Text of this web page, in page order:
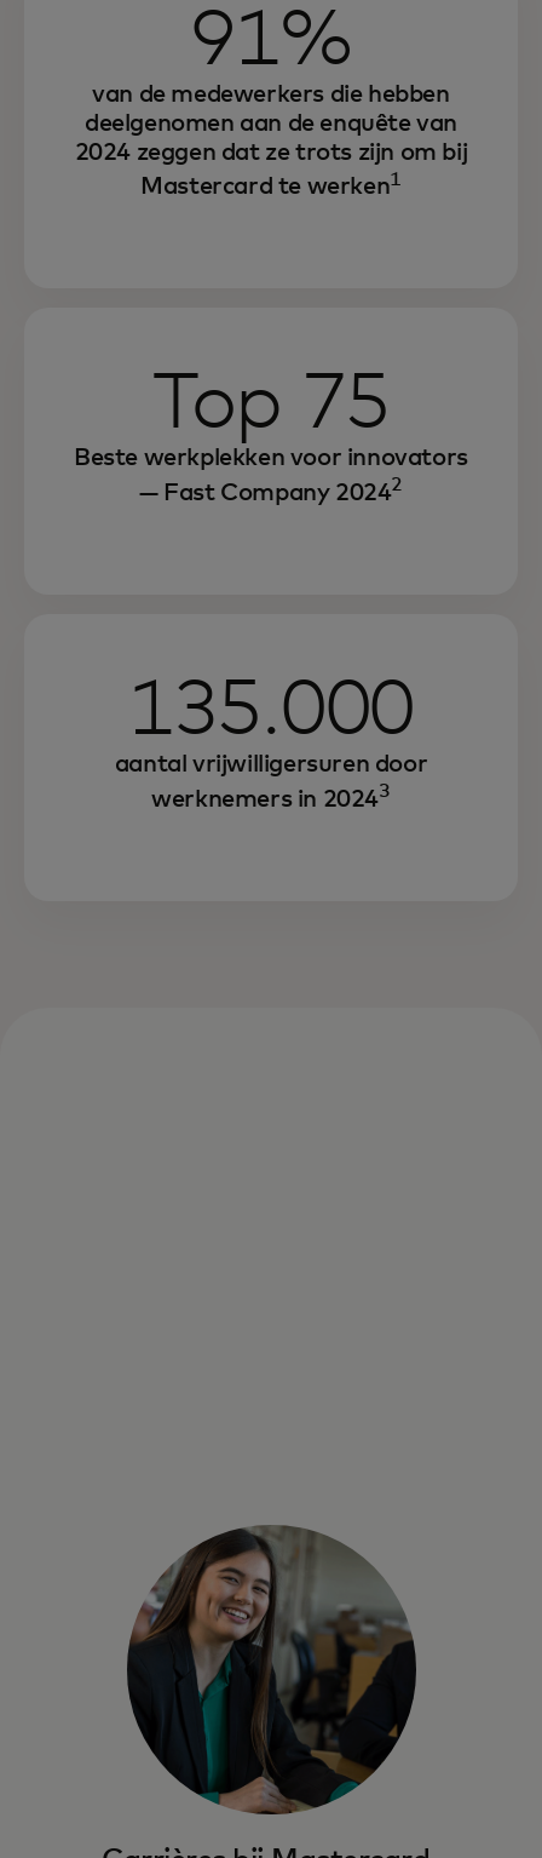
zijn of haar gemeenschappen.
91%
van de medewerkers die hebben
deelgenomen aan de enquête van
2024 zeggen dat ze trots zijn om bij
Mastercard te werken1
Top 75
Beste werkplekken voor innovators
— Fast Company 20242
135.000
aantal vrijwilligersuren door
werknemers in 20243